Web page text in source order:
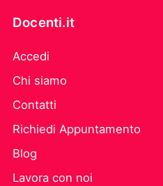
Docenti.it
Accedi
Chi siamo
Contatti
Richiedi Appuntamento
Blog
Lavora con noi